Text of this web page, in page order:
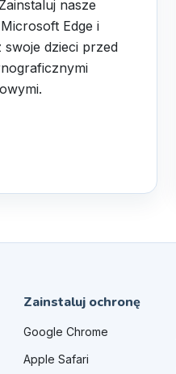
nasze
Edge i
dzieci przed
Zainstaluj ochronę
Google Chrome
Apple Safari